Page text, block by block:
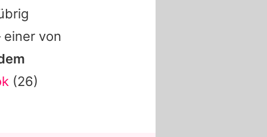
von
(26)